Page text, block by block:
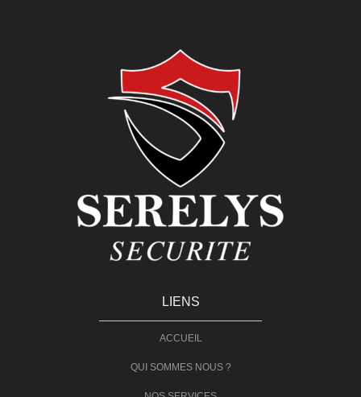
LIENS
ACCUEIL
QUI SOMMES NOUS ?